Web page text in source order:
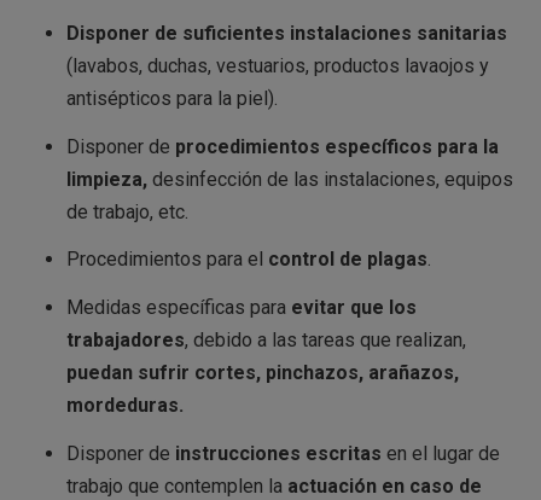
Disponer de suficientes instalaciones sanitarias
(lavabos, duchas, vestuarios, productos lavaojos y
antisépticos para la piel).
Disponer de procedimientos específicos para la
limpieza, desinfección de las instalaciones, equipos
de trabajo, etc.
Procedimientos para el control de plagas.
Medidas específicas para evitar que los
trabajadores, debido a las tareas que realizan,
puedan sufrir cortes, pinchazos, arañazos,
mordeduras.
Disponer de instrucciones escritas en el lugar de
trabajo que contemplen la actuación en caso de